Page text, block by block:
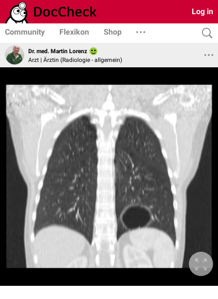
Log in
Community Flexikon Shop
Dr. med. Martin Lorenz
Arzt | Ärztin (Radiologie - allgemein)